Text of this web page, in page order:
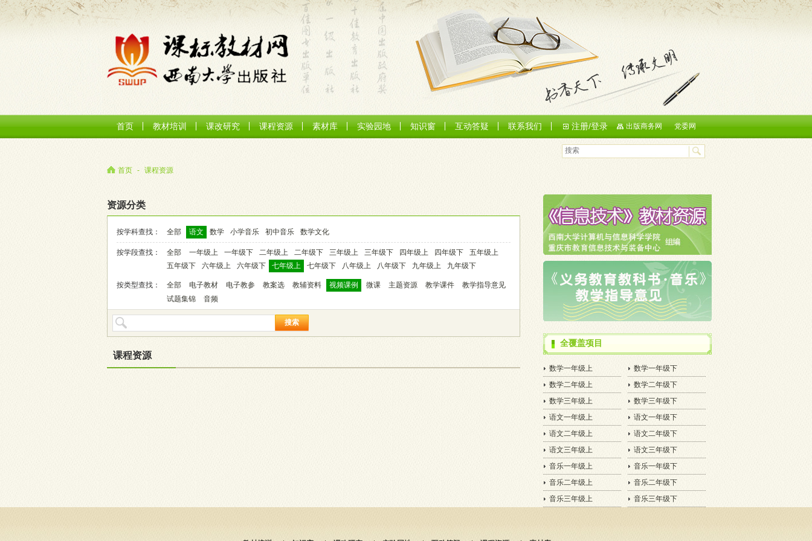
首页 教材培训 课改研究 课程资源 素材库 实验园地 知识窗 互动答疑 联系我们 党委网
出版商务网
注册/登录
首页 - 课程资源
资源分类
按学科查找： 全部 语文 数学 小学音乐 初中音乐 数学文化
按学段查找： 全部 一年级上 一年级下 二年级上 二年级下 三年级上 三年级下 四年级上 四年级下
五年级上
五年级下
六年级上 六年级下 七年级上 七年级下 八年级上 八年级下 九年级上 九年级下
按类型查找： 全部 电子教材 电子教参 教案选 教辅资料 视频课例 微课 主题资源 教学课件
教学指导意见
试题集锦
音频
搜索
课程资源
全覆盖项目
数学一年级上
数学二年级上
数学三年级上
语文一年级上
语文二年级上
语文三年级上
音乐一年级上
音乐二年级上
音乐三年级上
数学一年级下
数学二年级下
数学三年级下
语文一年级下
语文二年级下
语文三年级下
音乐一年级下
音乐二年级下
音乐三年级下